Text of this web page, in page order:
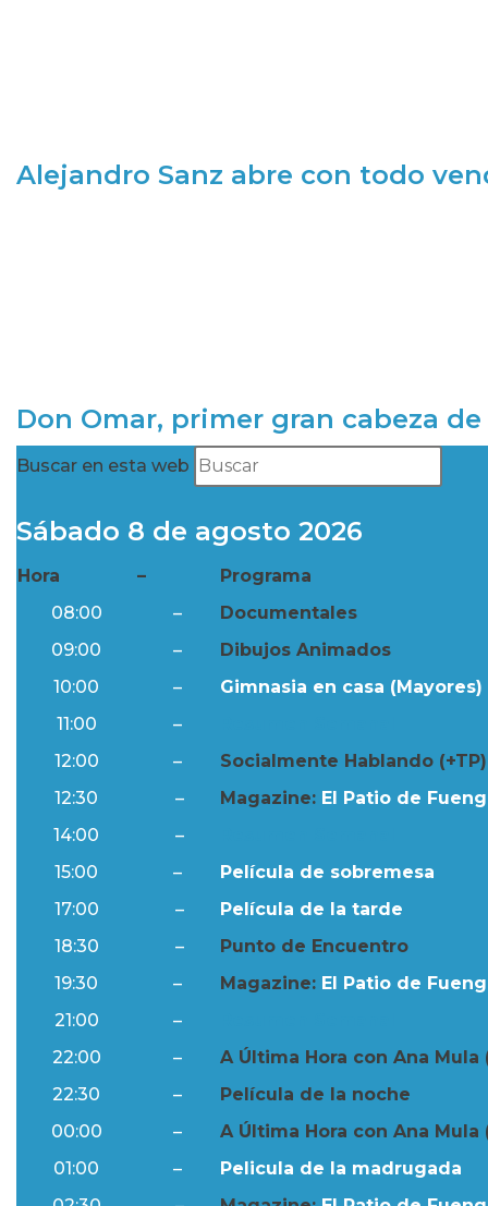
Alejandro Sanz abre con todo
Don Omar, primer gran cabeza
Buscar en esta web
Sábado 8 de agosto 2026
Hora –
Programa
08:00
–
Documentales
09:00
–
Dibujos Animados
10:00
–
Gimnasia en casa (Mayores)
11:00
–
12:00
–
Socialmente Hablando (+TP)
12:30
– Magazine: El Patio de
14:00
–
15:00
–
Película de sobremesa
17:00
–
Película de la tarde
18:30
–
Punto de Encuentro
19:30
– Magazine: El Patio de
21:00
–
22:00
–
A Última Hora con Ana Mula
22:30
–
Película de la noche
00:00
–
A Última Hora con Ana Mula
01:00
–
Pelicula de la madrugada